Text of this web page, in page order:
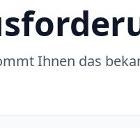
Ihnen das